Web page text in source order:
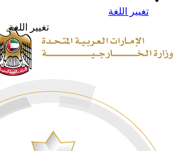
تغيير اللغة
تغيير اللغة